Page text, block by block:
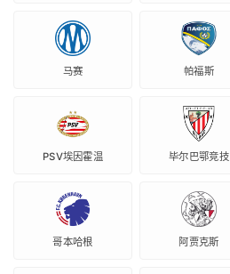
马赛 帕福斯
PSV埃因霍温 毕尔巴鄂竞技
哥本哈根 阿贾克斯